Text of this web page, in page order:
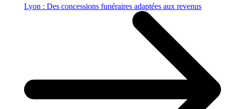
Lyon : Des concessions funéraires adaptées aux revenus